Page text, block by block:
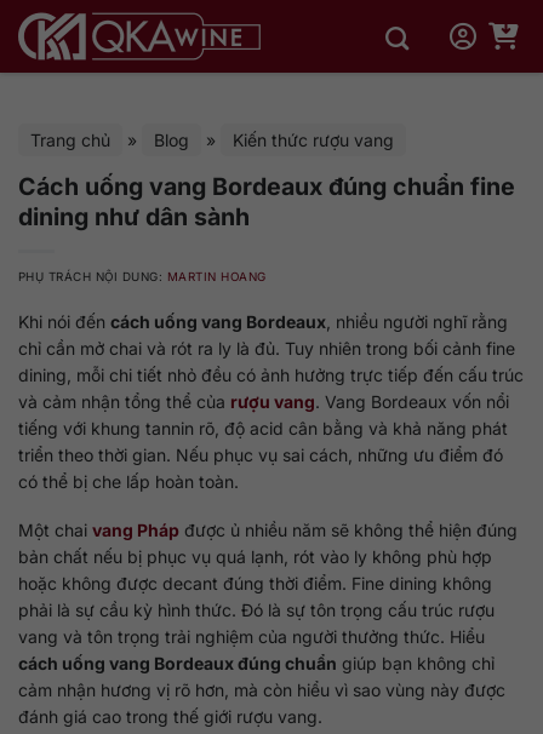
qua
Trang chủ » Blog » Kiến thức rượu vang
Cách uống vang Bordeaux đúng chuẩn fine
dining như dân sành
PHỤ TRÁCH NỘI DUNG: MARTIN HOANG
Khi nói đến cách uống vang Bordeaux , nhiều người nghĩ rằng
chỉ cần mở chai và rót ra ly là đủ. Tuy nhiên trong bối cảnh fine
dining, mỗi chi tiết nhỏ đều có ảnh hưởng trực tiếp đến cấu trúc
và cảm nhận tổng thể của rượu vang. Vang Bordeaux vốn nổi
tiếng với khung tannin rõ, độ acid cân bằng và khả năng phát
triển theo thời gian. Nếu phục vụ sai cách, những ưu điểm đó
có thể bị che lấp hoàn toàn.
Một chai vang Pháp được ủ nhiều năm sẽ không thể hiện đúng
bản chất nếu bị phục vụ quá lạnh, rót vào ly không phù hợp
hoặc không được decant đúng thời điểm. Fine dining không
phải là sự cầu kỳ hình thức. Đó là sự tôn trọng cấu trúc rượu
vang và tôn trọng trải nghiệm của người thưởng thức. Hiểu
cách uống vang Bordeaux đúng chuẩn giúp bạn không chỉ
cảm nhận hương vị rõ hơn, mà còn hiểu vì sao vùng này được
đánh giá cao trong thế giới rượu vang.